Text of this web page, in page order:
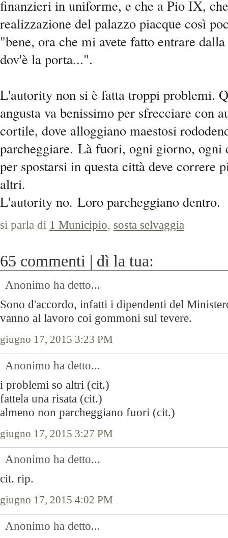
finanzieri in uniforme, e che a Pio IX,
realizzazione del palazzo piacque così
"bene, ora che mi avete fatto entrare
dov'è la porta...".
L'autority non si è fatta troppi problemi.
angusta va benissimo per sfrecciare con
cortile, dove alloggiano maestosi
parcheggiare. Là fuori, ogni giorno, ogni
per spostarsi in questa città deve correre
altri.
L'autority no. Loro parcheggiano dentro.
si parla di 1 Municipio, sosta selvaggia
65 commenti | dì la tua:
Anonimo ha detto...
Sono d'accordo, infatti i dipendenti del
vanno al lavoro coi gommoni sul tevere.
giugno 17, 2015 3:23 PM
Anonimo ha detto...
i problemi so altri (cit.)
fattela una risata (cit.)
almeno non parcheggiano fuori (cit.)
giugno 17, 2015 3:27 PM
Anonimo ha detto...
cit. rip.
giugno 17, 2015 4:02 PM
Anonimo ha detto...